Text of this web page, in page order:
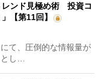
レンド見極め術 投資コ
【第11回】
て、圧倒的な情報量が
し…